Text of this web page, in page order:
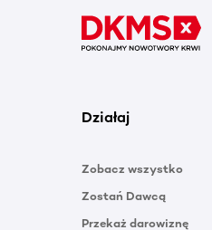
Działaj
Zobacz wszystko
Zostań Dawcą
Przekaż darowiznę